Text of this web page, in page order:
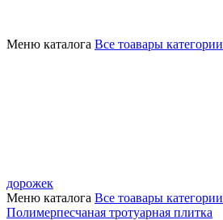
Меню каталога Все тоавары категории
дорожек
Меню каталога Все тоавары категории
Полимерпесчаная тротуарная плитка